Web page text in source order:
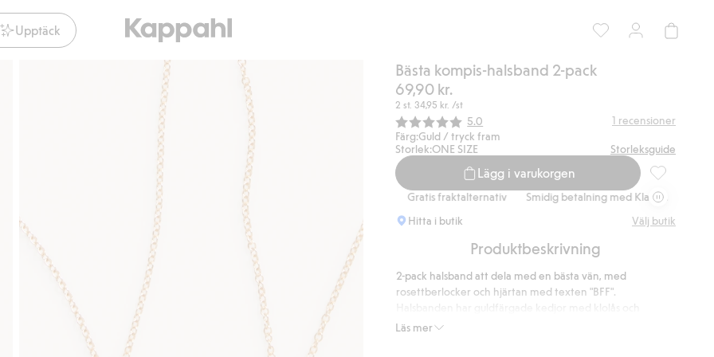
Upptäck
Bästa kompis-halsband 2-pack
69,90 kr.
2 st. 34,95 kr. /st
Snittbetyg:
5.0 1 recensioner
Färg:Guld / tryck fram
Storlek:ONE SIZE Storleksguide
Lägg i varukorgen
Bästa
Gratis fraktalternativ Smidig betalning med Klarna. Gratis fraktalternativ Smidig betalning med Klarna.
Gratis
Hitta i butik
Välj butik
Produktbeskrivning
Läs mer
2-pack halsband att dela med en bästa vän, med
rosettberlocker och hjärtan med texten "BFF".
förlängningskedja.